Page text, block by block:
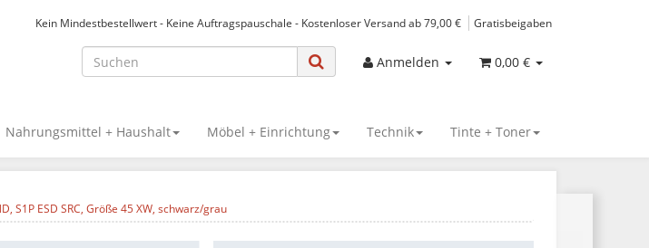
Kein Mindestbestellwert - Keine Auftragspauschale - Kostenloser Versand ab 79,00 € Gratisbeigaben
Anmelden 0,00 €
Nahrungsmittel + Haushalt Möbel + Einrichtung Technik Tinte + Toner
S1P ESD SRC, Größe 45 XW, schwarz/grau